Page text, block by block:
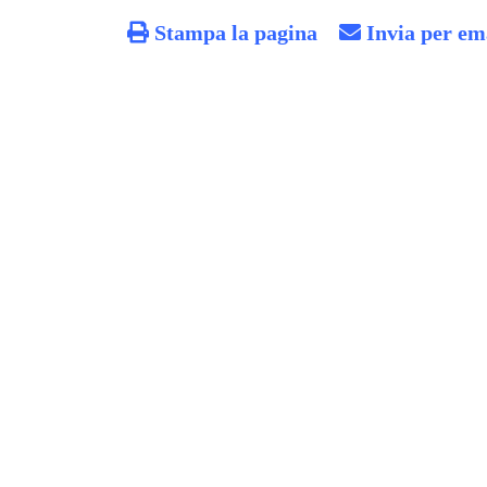
Stampa la pagina Invia per